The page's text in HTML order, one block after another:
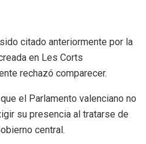
citado anteriormente por la
en Les Corts
rechazó comparecer.
el Parlamento valenciano no
su presencia al tratarse de
central.